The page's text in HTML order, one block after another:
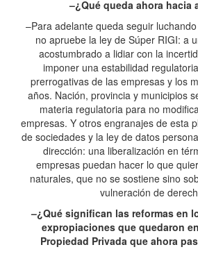
–¿Qué queda ahora hacia
–Para adelante queda seguir
no apruebe la ley de Súper RIGI: a
acostumbrado a lidiar con la
imponer una estabilidad
prerrogativas de las empresas y los
años. Nación, provincia y municipios
materia regulatoria para no
empresas. Y otros engranajes de esta
de sociedades y la ley de datos
dirección: una liberalización en
empresas puedan hacer lo que
naturales, que no se sostiene sino
vulneración de
–¿Qué significan las reformas en
expropiaciones que quedaron
Propiedad Privada que ahora